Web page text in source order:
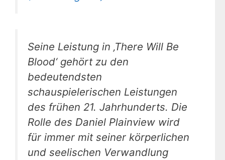
Seine Leistung in ‚There Will Be
Blood‘ gehört zu den
bedeutendsten
schauspielerischen Leistungen
des frühen 21. Jahrhunderts. Die
Rolle des Daniel Plainview wird
für immer mit seiner körperlichen
und seelischen Verwandlung